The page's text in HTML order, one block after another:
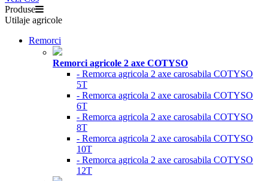
Produse
Utilaje agricole
Remorci
Remorci agricole 2 axe COTYSO
- Remorca agricola 2 axe carosabila COTYSO
5T
- Remorca agricola 2 axe carosabila COTYSO
6T
- Remorca agricola 2 axe carosabila COTYSO
8T
- Remorca agricola 2 axe carosabila COTYSO
10T
- Remorca agricola 2 axe carosabila COTYSO
12T